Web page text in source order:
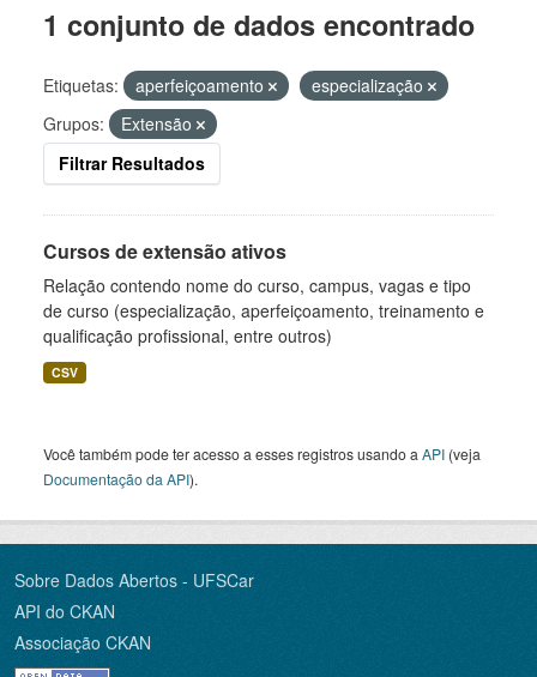
1 conjunto de dados encontrado
Etiquetas: aperfeiçoamento
especialização
Grupos:
Extensão
Filtrar Resultados
Cursos de extensão ativos
Relação contendo nome do curso, campus, vagas e tipo
de curso (especialização, aperfeiçoamento, treinamento e
qualificação profissional, entre outros)
CSV
Você também pode ter acesso a esses registros usando a API (veja
Documentação da API).
Sobre Dados Abertos - UFSCar
API do CKAN
Associação CKAN